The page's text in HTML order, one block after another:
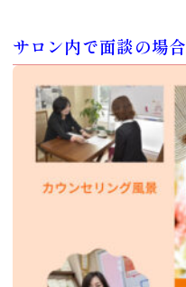
サロン内で面談の場合